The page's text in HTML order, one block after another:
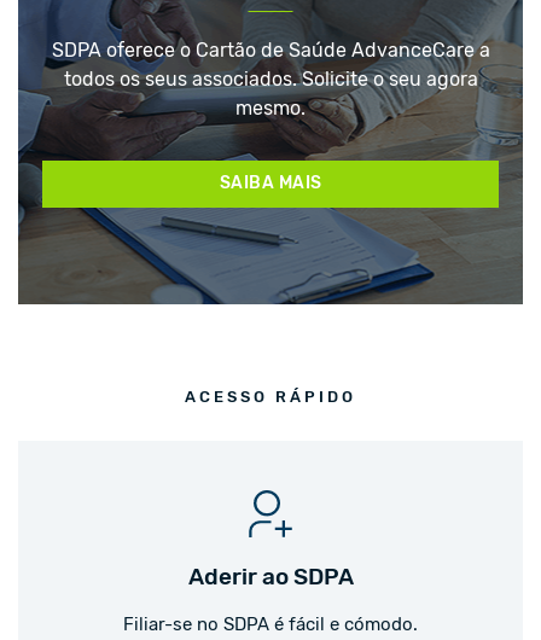
SDPA oferece o Cartão de Saúde AdvanceCare a
todos os seus associados. Solicite o seu agora
mesmo.
SAIBA MAIS
ACESSO RÁPIDO
Aderir ao SDPA
Filiar-se no SDPA é fácil e cómodo.